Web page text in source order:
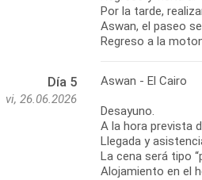
Por la tarde,
Aswan, el paseo
Regreso a la
Día 5
vi, 26.06.2026
Aswan - El Cairo
Desayuno.
A la hora prevista
Llegada y
La cena será tipo
Alojamiento en el